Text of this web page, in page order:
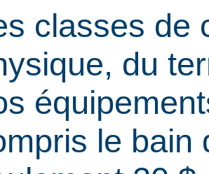
classes de
du
le bain